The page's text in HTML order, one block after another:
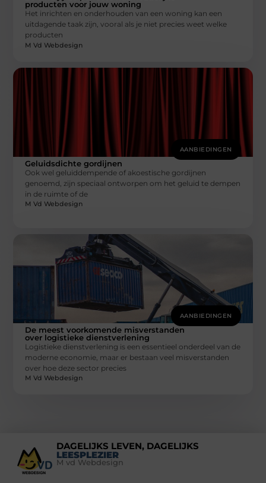
producten voor jouw woning
Het inrichten en onderhouden van een woning kan een
uitdagende taak zijn, vooral als je niet precies weet welke
producten
M Vd Webdesign
AANBIEDINGEN
Geluidsdichte gordijnen
Ook wel geluiddempende of akoestische gordijnen
genoemd, zijn speciaal ontworpen om het geluid te dempen
in de ruimte of de
M Vd Webdesign
AANBIEDINGEN
De meest voorkomende misverstanden
over logistieke dienstverlening
Logistieke dienstverlening is een essentieel onderdeel van de
moderne economie, maar er bestaan veel misverstanden
over hoe deze sector precies
M Vd Webdesign
DAGELIJKS LEVEN, DAGELIJKS
LEESPLEZIER
M vd Webdesign